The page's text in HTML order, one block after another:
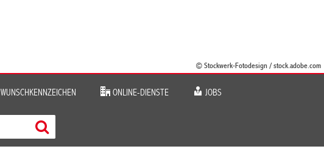
© Stockwerk-Fotodesign / stock.adobe.com
WUNSCHKENNZEICHEN ONLINE-DIENSTE JOBS